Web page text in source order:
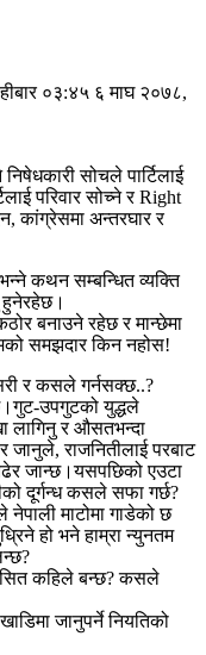
०३:४५ ६ माघ २०७८,
सोचले पार्टिलाई
परिवार सोच्ने र Right
कांग्रेसमा अन्तरघार र
कथन सम्बन्धित व्यक्ति
हुनेरहेछ।
बनाउने रहेछ र मान्छेमा
समझदार किन नहोस!
र कसले गर्नसक्छ..?
उपगुटको युद्धले
लागिनु र औसतभन्दा
जानुले, राजनितीलाई परबाट
जान्छ।यसपछिको एउटा
दूर्गन्ध कसले सफा गर्छ?
माटोमा गाडेको छ
हो भने हाम्रा न्युनतम
कहिले बन्छ? कसले
जानुपर्ने नियतिको